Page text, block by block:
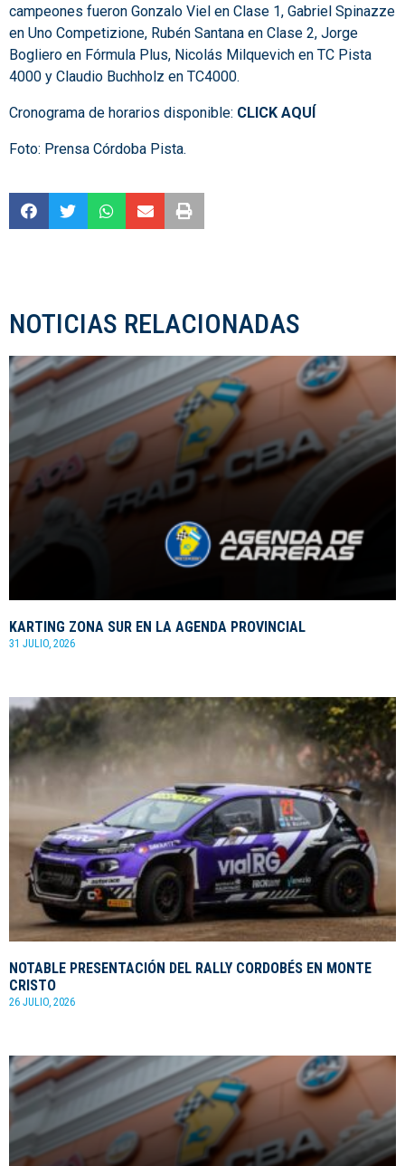
campeones fueron Gonzalo Viel en Clase 1, Gabriel Spinazze
en Uno Competizione, Rubén Santana en Clase 2, Jorge
Bogliero en Fórmula Plus, Nicolás Milquevich en TC Pista
4000 y Claudio Buchholz en TC4000.
Cronograma de horarios disponible: CLICK AQUÍ
Foto: Prensa Córdoba Pista.
NOTICIAS RELACIONADAS
KARTING ZONA SUR EN LA AGENDA PROVINCIAL
31 JULIO, 2026
NOTABLE PRESENTACIÓN DEL RALLY CORDOBÉS EN MONTE
CRISTO
26 JULIO, 2026